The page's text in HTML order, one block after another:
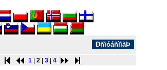
1 2 3 4